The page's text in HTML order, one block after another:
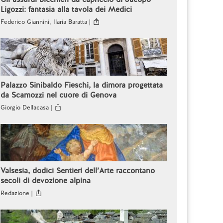
Ligozzi: fantasia alla tavola dei Medici
Federico Giannini, Ilaria Baratta |
Palazzo Sinibaldo Fieschi, la dimora progettata
da Scamozzi nel cuore di Genova
Giorgio Dellacasa |
Valsesia, dodici Sentieri dell’Arte raccontano
secoli di devozione alpina
Redazione |